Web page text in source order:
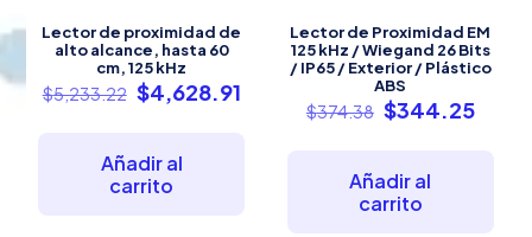
Lector de proximidad de
alto alcance, hasta 60
cm, 125 kHz
$5,233.22 El
precio
era:
$5,233.22.
$4,628.91El
Añadir al
carrito
Lector de Proximidad EM
125 kHz / Wiegand 26 Bits
/ IP65 / Exterior / Plástico
ABS
$374.38 El
precio
era:
$374.38.
$344.25El
Añadir al
carrito